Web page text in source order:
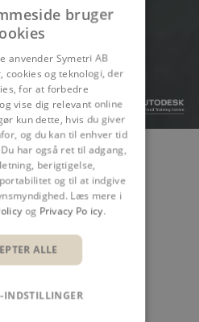
KALENDER
bruger
anvender Symetri AB
cookies og teknologi, der
for at forbedre
vise dig relevant online
kun dette, hvis du giver
og du kan til enhver tid
har også ret til adgang,
berigtigelse,
og til at indgive
Læs mere i
og Privacy Policy.
ALLE
INDSTILLINGER